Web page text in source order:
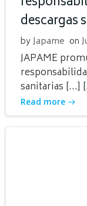
descargas
byJapame on
JAPAME
sanitarias […]
Read more